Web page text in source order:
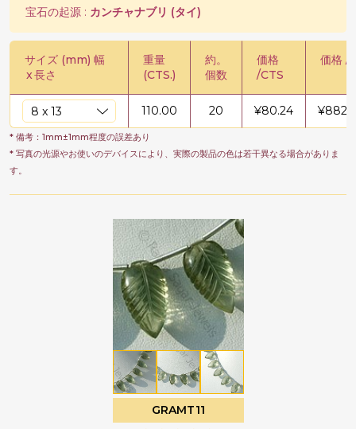
宝石の起源 : カンチャナブリ (タイ)
サイズ (mm) 幅
x長さ
重量
(CTS.)
約。
個数
価格
/CTS
価格 /
110.00 20 ¥80.24 ¥
* 備考：1mm±1mm程度の誤差あり
* 写真の光源やお使いのデバイスにより、実際の製品の色は若干異なる場合がありま
す。
GRAMT11